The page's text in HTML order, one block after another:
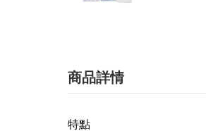
商品詳情
特點